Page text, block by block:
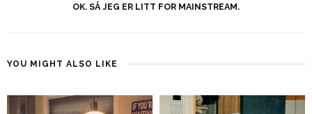
OK. SÅ JEG ER LITT FOR MAINSTREAM.
YOU MIGHT ALSO LIKE